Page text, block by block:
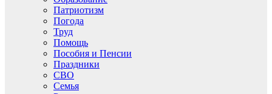
Патриотизм
Погода
Труд
Помощь
Пособия и Пенсии
Праздники
СВО
Семья